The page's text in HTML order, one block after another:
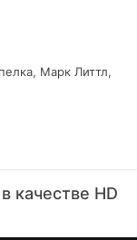
Марк Литтл,
качестве HD